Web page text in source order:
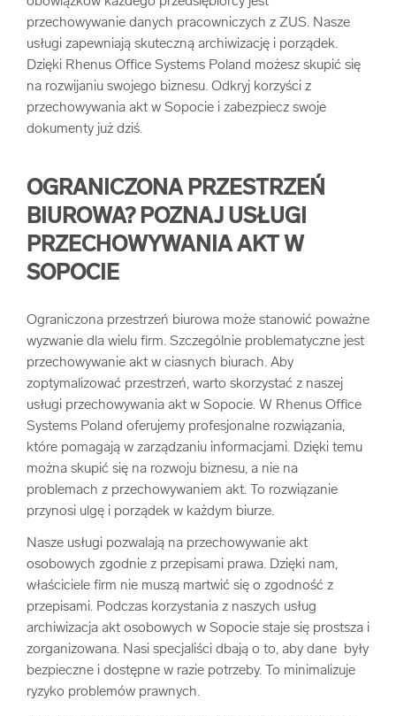
przechowywanie danych pracowniczych z ZUS. Nasze
usługi zapewniają skuteczną archiwizację i porządek.
Dzięki Rhenus Office Systems Poland możesz skupić się
na rozwijaniu swojego biznesu. Odkryj korzyści z
przechowywania akt w Sopocie i zabezpiecz swoje
dokumenty już dziś.
OGRANICZONA PRZESTRZEŃ
BIUROWA? POZNAJ USŁUGI
PRZECHOWYWANIA AKT W
SOPOCIE
Ograniczona przestrzeń biurowa może stanowić poważne
wyzwanie dla wielu firm. Szczególnie problematyczne jest
przechowywanie akt w ciasnych biurach. Aby
zoptymalizować przestrzeń, warto skorzystać z naszej
usługi przechowywania akt w Sopocie. W Rhenus Office
Systems Poland oferujemy profesjonalne rozwiązania,
które pomagają w zarządzaniu informacjami. Dzięki temu
można skupić się na rozwoju biznesu, a nie na
problemach z przechowywaniem akt. To rozwiązanie
przynosi ulgę i porządek w każdym biurze.
Nasze usługi pozwalają na przechowywanie akt
osobowych zgodnie z przepisami prawa. Dzięki nam,
właściciele firm nie muszą martwić się o zgodność z
przepisami. Podczas korzystania z naszych usług
archiwizacja akt osobowych w Sopocie staje się prostsza i
zorganizowana. Nasi specjaliści dbają o to, aby dane były
bezpieczne i dostępne w razie potrzeby. To minimalizuje
ryzyko problemów prawnych.